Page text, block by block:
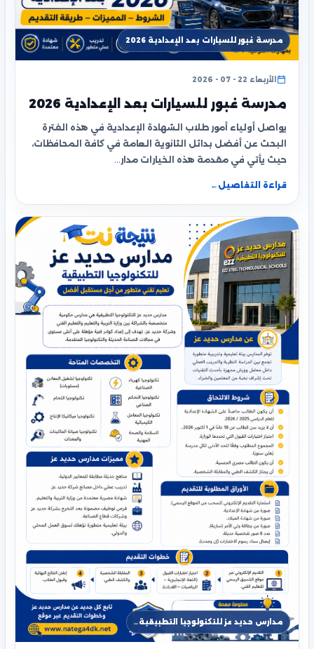
مدرسة غبور للسيارات بعد الإعدادية 2026
الأربعاء 22 - 07 - 2026
مدرسة غبور للسيارات بعد الإعدادية 2026
يواصل أولياء أمور طلاب الشهادة الإعدادية في هذه الفترة
البحث عن أفضل بدائل الثانوية العامة في كافة المحافظات،
حيث يأتي في مقدمة هذه الخيارات مدار…
قراءة التفاصيل ←
مدارس حديد عز للتكنولوجيا التطبيقية…